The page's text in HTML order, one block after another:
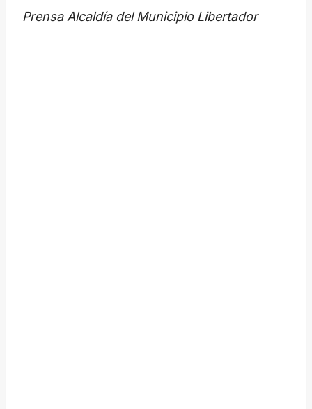
​Prensa Alcaldía del Municipio Libertador